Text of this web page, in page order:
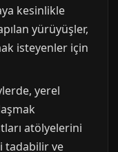
kesinlikle
yürüyüşler,
isteyenler için
yerel
atölyelerini
tadabilir ve